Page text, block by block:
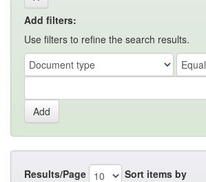
Add filters:
Use filters to refine the search results.
Results/Page Sort items by